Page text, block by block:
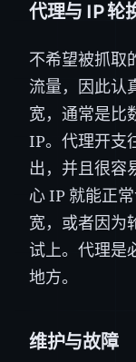
代理与 IP 轮
不希望被抓取
流量，因此认
宽，通常是比
IP。代理开支
出，并且很容
心 IP 就能正
宽，或者因为
试上。代理是
地方。
维护与故障